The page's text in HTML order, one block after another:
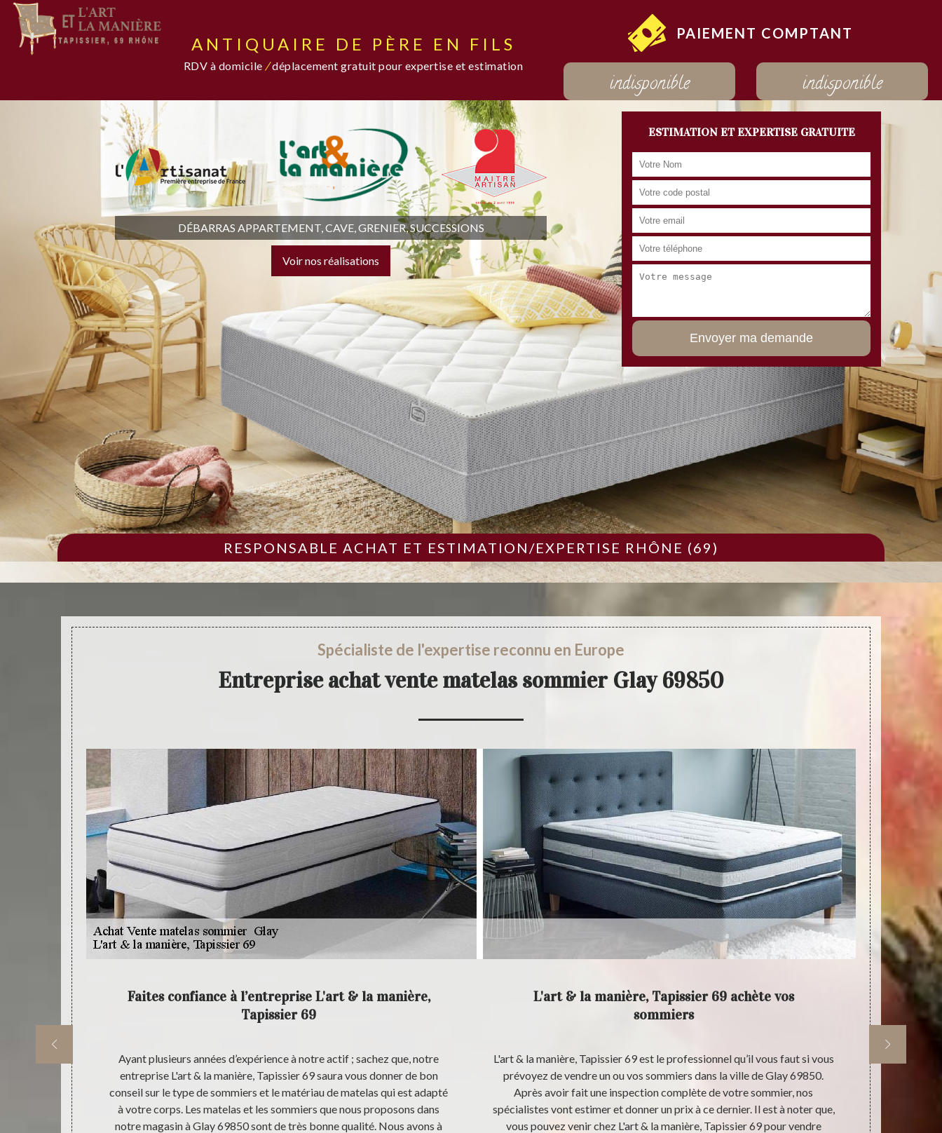
ANTIQUAIRE DE PÈRE EN FILS
RDV à domicile /déplacement gratuit pour expertise et estimation
PAIEMENT COMPTANT
indisponible indisponible
DÉBARRAS APPARTEMENT, CAVE, GRENIER, SUCCESSIONS
Voir nos réalisations
ESTIMATION ET EXPERTISE GRATUITE
RESPONSABLE ACHAT ET ESTIMATION/EXPERTISE RHÔNE (69)
Spécialiste de l'expertise reconnu en Europe
Entreprise achat vente matelas sommier Glay 69850
Faites confiance à l’entreprise L'art & la manière,
Tapissier 69
Ayant plusieurs années d’expérience à notre actif ; sachez que, notre
entreprise L'art & la manière, Tapissier 69 saura vous donner de bon
conseil sur le type de sommiers et le matériau de matelas qui est adapté
à votre corps. Les matelas et les sommiers que nous proposons dans
notre magasin à Glay 69850 sont de très bonne qualité. Nous avons à
L'art & la manière, Tapissier 69 achète vos
sommiers
L'art & la manière, Tapissier 69 est le professionnel qu’il vous faut si vous
prévoyez de vendre un ou vos sommiers dans la ville de Glay 69850.
Après avoir fait une inspection complète de votre sommier, nos
spécialistes vont estimer et donner un prix à ce dernier. Il est à noter que,
vous pouvez venir chez L'art & la manière, Tapissier 69 pour vendre
L'art &
L'art & la